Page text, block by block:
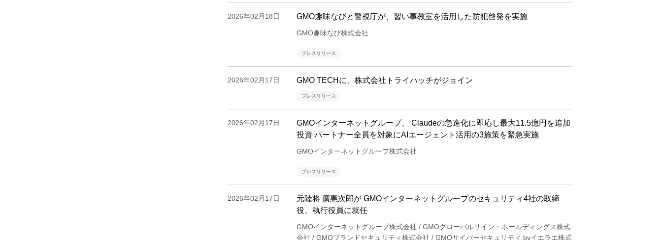
2026年02月18日 GMO趣味なびと警視庁が、習い事教室を活用した防犯啓発を実施
GMO趣味なび株式会社
プレスリリース
2026年02月17日 GMO TECHに、株式会社トライハッチがジョイン
プレスリリース
2026年02月17日
GMOインターネットグループ、 Claudeの急進化に即応し最大11.5億円を追加
投資 パートナー全員を対象にAIエージェント活用の3施策を緊急実施
GMOインターネットグループ株式会社
プレスリリース
2026年02月17日
元陸将 廣惠次郎が GMOインターネットグループのセキュリティ4社の取締
役、執行役員に就任
GMOインターネットグループ株式会社 / GMOグローバルサイン・ホールディングス株式
会社 / GMOブランドセキュリティ株式会社 / GMOサイバーセキュリティ byイエラエ株式